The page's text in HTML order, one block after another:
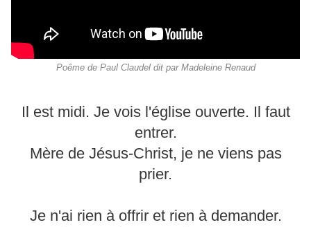
Poême de Paul Claudel dit par Madeleine Renaud
Il est midi. Je vois l'église ouverte. Il faut
entrer.
Mère de Jésus-Christ, je ne viens pas
prier.
Je n'ai rien à offrir et rien à demander.